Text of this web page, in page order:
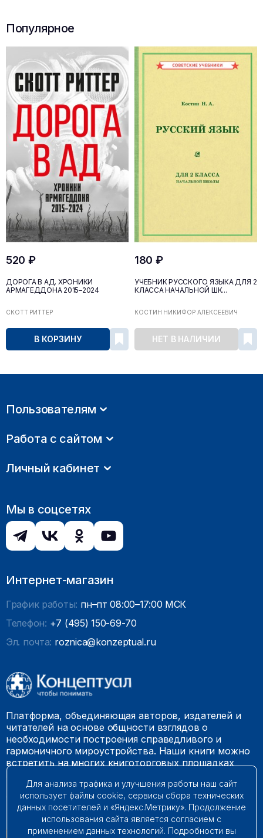
Популярное
520 ₽
ДОРОГА В АД. ХРОНИКИ
АРМАГЕДДОНА 2015–2024
СКОТТ РИТТЕР
В КОРЗИНУ
180 ₽
УЧЕБНИК РУССКОГО ЯЗЫКА ДЛЯ 2
КЛАССА НАЧАЛЬНОЙ ШК...
КОСТИН НИКИФОР АЛЕКСЕЕВИЧ
НЕТ В НАЛИЧИИ
Пользователям
Работа с сайтом
Личный кабинет
Мы в соцсетях
Интернет-магазин
График работы: пн–пт 08:00–17:00 МСК
Телефон: +7 (495) 150-69-70
Эл. почта: roznica@konzeptual.ru
Платформа, объединяющая авторов, издателей и
читателей на основе общности взглядов о
необходимости построения справедливого и
гармоничного мироустройства. Наши книги можно
встретить на многих книготорговых площадках
© 2009 – 2026. Все права защищены.
Для анализа трафика и улучшения работы наш сайт
использует файлы cookie, сервисы сбора технических
данных посетителей и «Яндекс.Метрику». Продолжение
использования сайта является согласием с
применением данных технологий. Подробности вы